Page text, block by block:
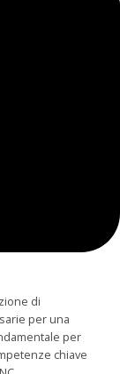
di
per una
per
chiave